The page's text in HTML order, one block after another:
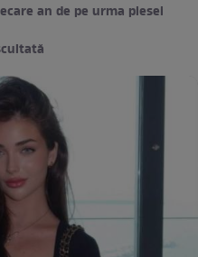
an de pe urma piesei